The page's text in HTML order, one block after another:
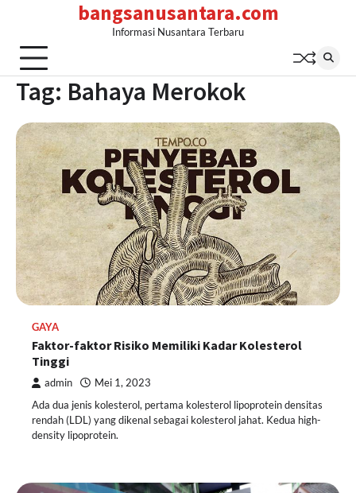
content
bangsanusantara.com
Informasi Nusantara Terbaru
Tag: Bahaya Merokok
GAYA
Faktor-faktor Risiko Memiliki Kadar Kolesterol
Tinggi
admin Mei 1, 2023
Ada dua jenis kolesterol, pertama kolesterol lipoprotein densitas
rendah (LDL) yang dikenal sebagai kolesterol jahat. Kedua high-
density lipoprotein.